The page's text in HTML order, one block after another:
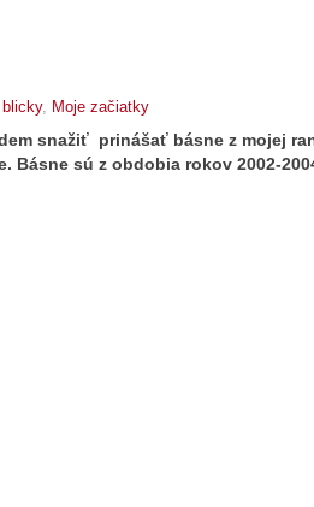
blicky, Moje začiatky
snažiť prinášať básne z mojej
Básne sú z obdobia rokov 2002-